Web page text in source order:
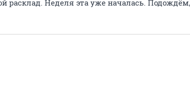
расклад. Неделя эта уже началась.